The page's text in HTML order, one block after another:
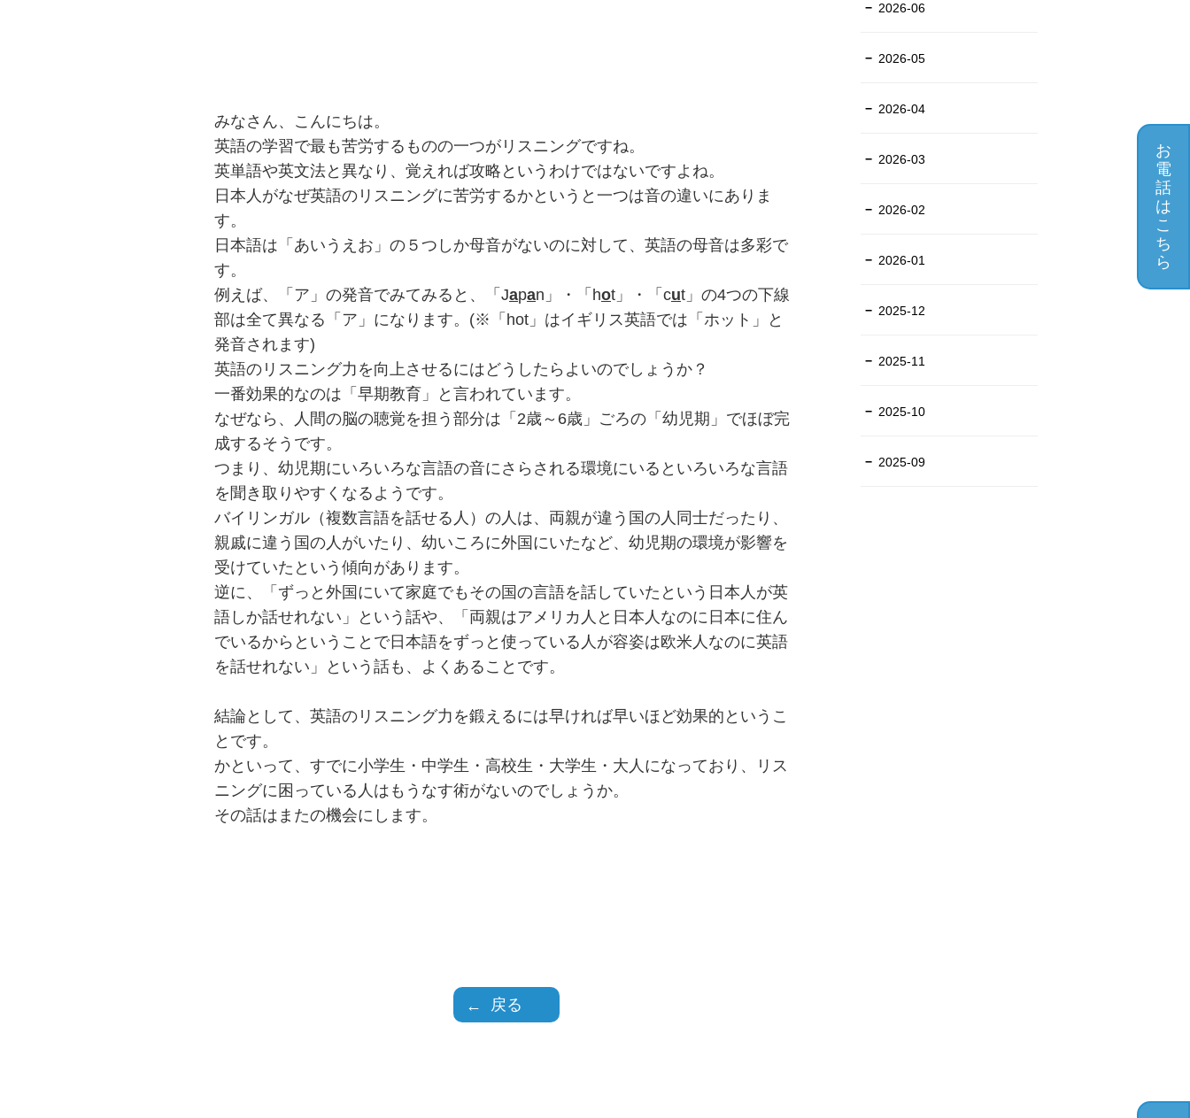
お
電
話
は
こ
ち
ら
みなさん、こんにちは。
英語の学習で最も苦労するものの一つがリスニングですね。
英単語や英文法と異なり、覚えれば攻略というわけではないですよね。
日本人がなぜ英語のリスニングに苦労するかというと一つは音の違いにありま
す。
日本語は「あいうえお」の５つしか母音がないのに対して、英語の母音は多彩で
す。
例えば、「ア」の発音でみてみると、「Japan」・「hot」・「cut」の4つの下線
部は全て異なる「ア」になります。(※「hot」はイギリス英語では「ホット」と
発音されます)
英語のリスニング力を向上させるにはどうしたらよいのでしょうか？
一番効果的なのは「早期教育」と言われています。
なぜなら、人間の脳の聴覚を担う部分は「2歳～6歳」ごろの「幼児期」でほぼ完
成するそうです。
つまり、幼児期にいろいろな言語の音にさらされる環境にいるといろいろな言語
を聞き取りやすくなるようです。
バイリンガル（複数言語を話せる人）の人は、両親が違う国の人同士だったり、
親戚に違う国の人がいたり、幼いころに外国にいたなど、幼児期の環境が影響を
受けていたという傾向があります。
逆に、「ずっと外国にいて家庭でもその国の言語を話していたという日本人が英
語しか話せれない」という話や、「両親はアメリカ人と日本人なのに日本に住ん
でいるからということで日本語をずっと使っている人が容姿は欧米人なのに英語
を話せれない」という話も、よくあることです。
結論として、英語のリスニング力を鍛えるには早ければ早いほど効果的というこ
とです。
かといって、すでに小学生・中学生・高校生・大学生・大人になっており、リス
ニングに困っている人はもうなす術がないのでしょうか。
その話はまたの機会にします。
戻る
2026-06
2026-05
2026-04
2026-03
2026-02
2026-01
2025-12
2025-11
2025-10
2025-09